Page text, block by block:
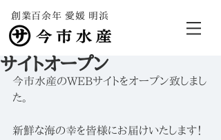
創業百余年 愛媛 明浜
サイトオープン
今市水産のWEBサイトをオープン致しまし
た。
新鮮な海の幸を皆様にお届けいたします！